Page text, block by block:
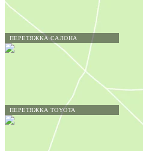
ПЕРЕТЯЖКА САЛОНА
ПЕРЕТЯЖКА TOYOTA